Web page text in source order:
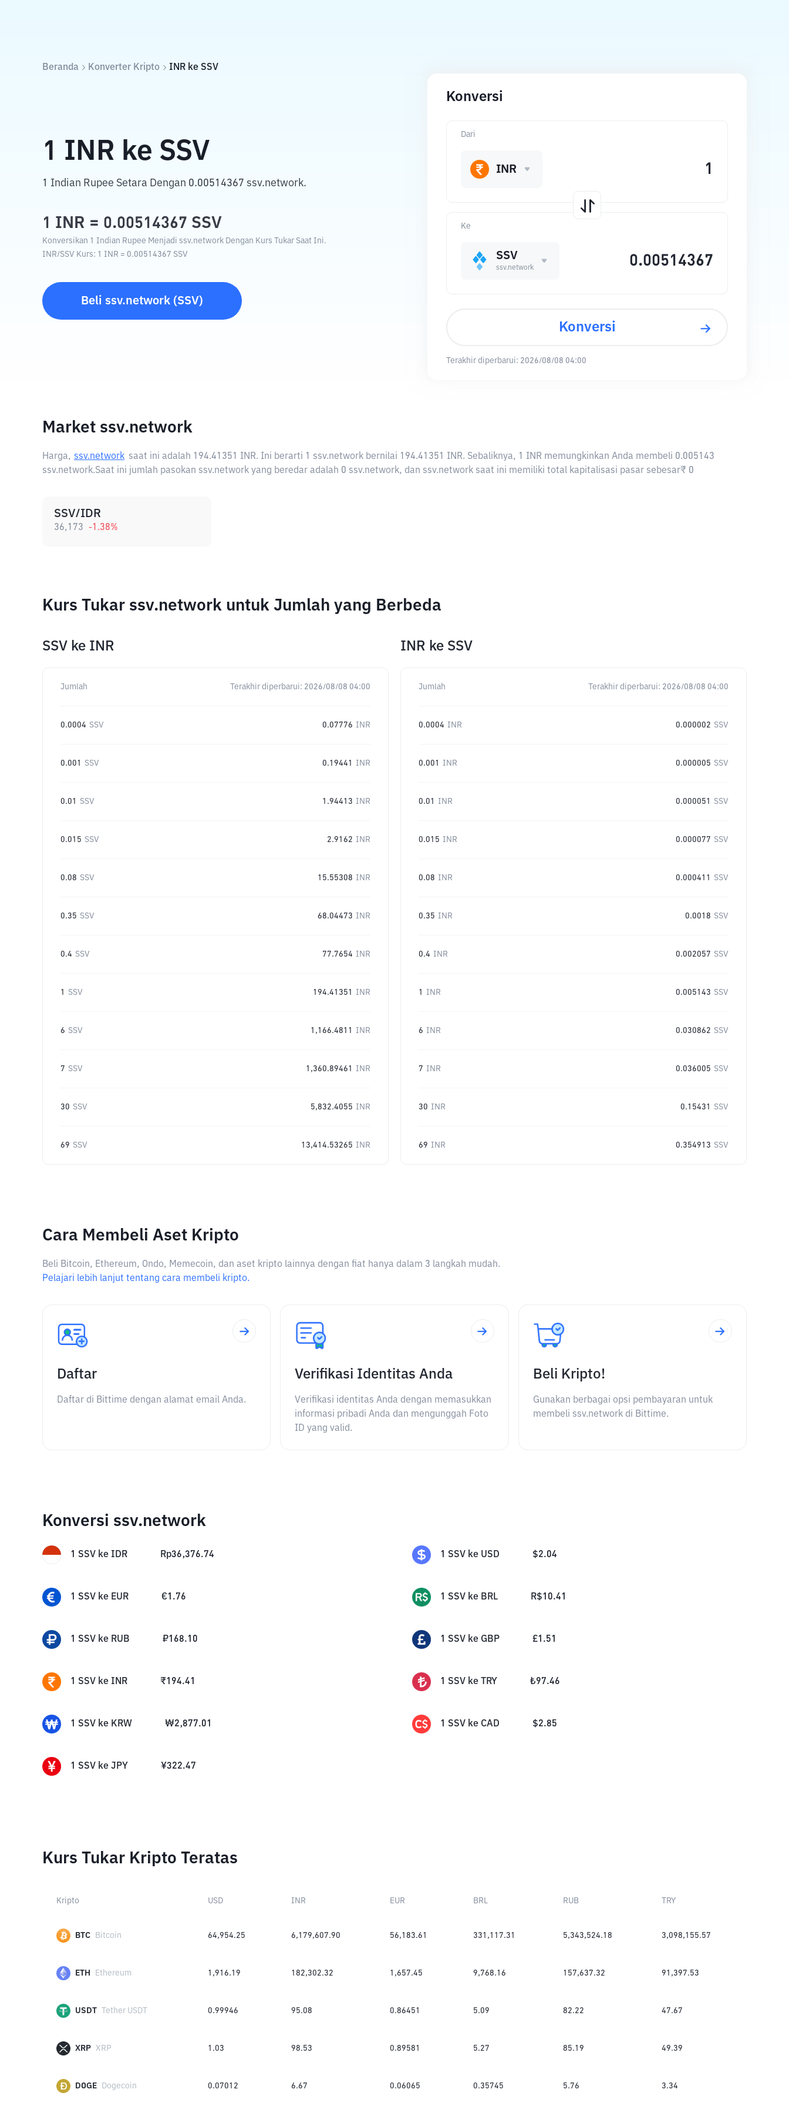
Beranda Konverter Kripto INR ke SSV
1 INR ke SSV
1 Indian Rupee Setara Dengan 0.00514367 ssv.network.
1 INR = 0.00514367 SSV
Konversikan 1 Indian Rupee Menjadi ssv.network Dengan Kurs Tukar Saat Ini.
INR/SSV Kurs: 1 INR = 0.00514367 SSV
Beli ssv.network (SSV)
Konversi
Ke
SSV
ssv.network
Dari
INR
Konversi
Terakhir diperbarui: 2026/08/08 04:00
Market ssv.network
Harga, ssv.network saat ini adalah 194.41351 INR. Ini berarti 1 ssv.network bernilai 194.41351 INR. Sebaliknya, 1 INR memungkinkan Anda membeli 0.005143
ssv.network.Saat ini jumlah pasokan ssv.network yang beredar adalah 0 ssv.network, dan ssv.network saat ini memiliki total kapitalisasi pasar sebesar₹ 0
SSV/IDR
36,173 -1.38%
Kurs Tukar ssv.network untuk Jumlah yang Berbeda
SSV ke INR
Jumlah Terakhir diperbarui: 2026/08/08 04:00
0.0004 SSV 0.07776 INR
0.001 SSV 0.19441 INR
0.01 SSV 1.94413 INR
0.015 SSV 2.9162 INR
0.08 SSV 15.55308 INR
0.35 SSV 68.04473 INR
0.4 SSV 77.7654 INR
1 SSV 194.41351 INR
6 SSV 1,166.4811 INR
7 SSV 1,360.89461 INR
30 SSV 5,832.4055 INR
69 SSV 13,414.53265 INR
INR ke SSV
Jumlah Terakhir diperbarui: 2026/08/08 04:00
0.0004 INR 0.000002 SSV
0.001 INR 0.000005 SSV
0.01 INR 0.000051 SSV
0.015 INR 0.000077 SSV
0.08 INR 0.000411 SSV
0.35 INR 0.0018 SSV
0.4 INR 0.002057 SSV
1 INR 0.005143 SSV
6 INR 0.030862 SSV
7 INR 0.036005 SSV
30 INR 0.15431 SSV
69 INR 0.354913 SSV
Cara Membeli Aset Kripto
Beli Bitcoin, Ethereum, Ondo, Memecoin, dan aset kripto lainnya dengan fiat hanya dalam 3 langkah mudah.
Pelajari lebih lanjut tentang cara membeli kripto.
Daftar
Daftar di Bittime dengan alamat email Anda.
Verifikasi Identitas Anda
Verifikasi identitas Anda dengan memasukkan
informasi pribadi Anda dan mengunggah Foto
ID yang valid.
Beli Kripto!
Gunakan berbagai opsi pembayaran untuk
membeli ssv.network di Bittime.
Konversi ssv.network
1 SSV ke IDR Rp36,376.74 1 SSV ke USD $2.04
1 SSV ke EUR €1.76 1 SSV ke BRL R$10.41
1 SSV ke RUB ₽168.10 1 SSV ke GBP £1.51
1 SSV ke INR ₹194.41 1 SSV ke TRY ₺97.46
1 SSV ke KRW ₩2,877.01 1 SSV ke CAD $2.85
1 SSV ke JPY ¥322.47
Kurs Tukar Kripto Teratas
Kripto USD INR EUR BRL RUB TRY
BTC Bitcoin 64,954.25 6,179,607.90 56,183.61 331,117.31 5,343,524.18 3,098,155.57
ETH Ethereum 1,916.19 182,302.32 1,657.45 9,768.16 157,637.32 91,397.53
USDT Tether USDT 0.99946 95.08 0.86451 5.09 82.22 47.67
XRP XRP 1.03 98.53 0.89581 5.27 85.19 49.39
DOGE Dogecoin 0.07012 6.67 0.06065 0.35745 5.76 3.34